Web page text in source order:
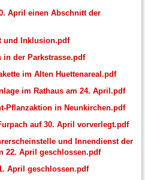
April einen Abschnitt der
und Inklusion.pdf
in der Parkstrasse.pdf
im Alten Huettenareal.pdf
im Rathaus am 24. April.pdf
Pflanzaktion in Neunkirchen.pdf
auf 30. April vorverlegt.pdf
und Innendienst der
22. April geschlossen.pdf
April geschlossen.pdf